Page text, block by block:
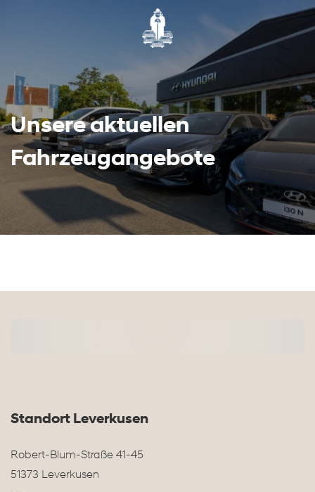
Unsere aktuellen
Fahrzeugangebote
Standort Leverkusen
Robert-Blum-Straße 41-45
51373 Leverkusen